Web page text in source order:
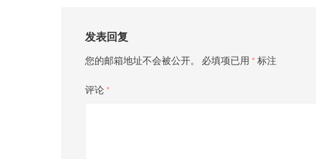
发表回复
您的邮箱地址不会被公开。 必填项已用 * 标注
评论 *